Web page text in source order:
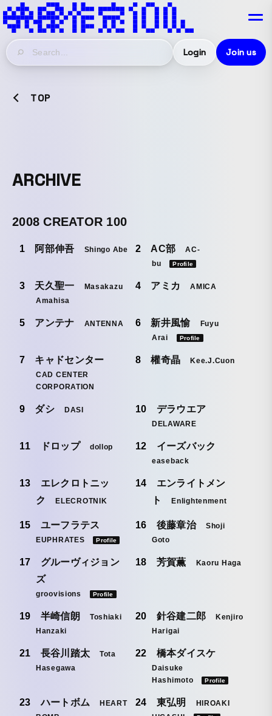
Login Join us
TOP
ARCHIVE
2008 CREATOR 100
阿部伸吾 Shingo Abe AC部
AC-
bu
Profile
天久聖一
Masakazu
Amahisa
アミカ AMICA
アンテナ ANTENNA 新井風愉
Fuyu
Arai
Profile
キャドセンター
CAD CENTER
CORPORATION
權奇晶 Kee.J.Cuon
ダシ DASI デラウエア
DELAWARE
ドロップ dollop イーズバック
easeback
エレクロトニッ
ク
ELECROTNIK
エンライトメン
ト
Enlightenment
ユーフラテス
EUPHRATES Profile
後藤章治
Shoji
Goto
グルーヴィジョン
ズ
groovisions Profile
芳賀薫 Kaoru Haga
半崎信朗
Toshiaki
Hanzaki
針谷建二郎
Kenjiro
Harigai
長谷川踏太
Tota
Hasegawa
橋本ダイスケ
Daisuke
Hashimoto
Profile
ハートボム
HEART
東弘明
HIROAKI